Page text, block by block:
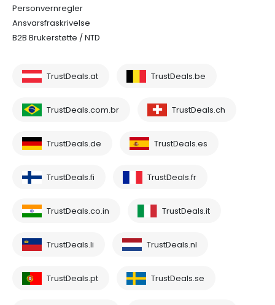
Personvernregler
Ansvarsfraskrivelse
B2B Brukerstøtte / NTD
TrustDeals.at TrustDeals.be
TrustDeals.com.br TrustDeals.ch
TrustDeals.de TrustDeals.es
TrustDeals.fi TrustDeals.fr
TrustDeals.co.in TrustDeals.it
TrustDeals.li TrustDeals.nl
TrustDeals.pt TrustDeals.se